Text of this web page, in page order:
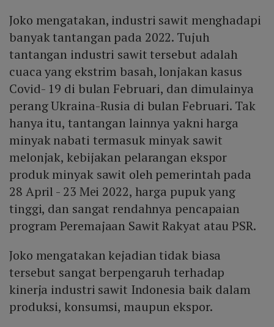
Joko mengatakan, industri sawit menghadapi
banyak tantangan pada 2022. Tujuh
tantangan industri sawit tersebut adalah
cuaca yang ekstrim basah, lonjakan kasus
Covid- 19 di bulan Februari, dan dimulainya
perang Ukraina-Rusia di bulan Februari. Tak
hanya itu, tantangan lainnya yakni harga
minyak nabati termasuk minyak sawit
melonjak, kebijakan pelarangan ekspor
produk minyak sawit oleh pemerintah pada
28 April - 23 Mei 2022, harga pupuk yang
tinggi, dan sangat rendahnya pencapaian
program Peremajaan Sawit Rakyat atau PSR.
Joko mengatakan kejadian tidak biasa
tersebut sangat berpengaruh terhadap
kinerja industri sawit Indonesia baik dalam
produksi, konsumsi, maupun ekspor.